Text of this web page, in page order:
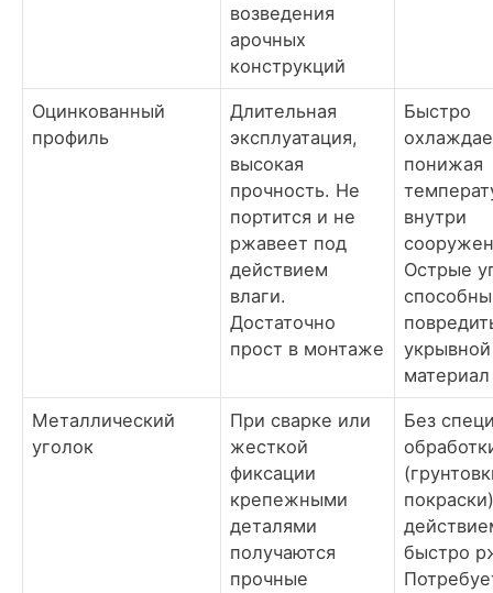
возведения
арочных
конструкций
Оцинкованный
профиль
Длительная
эксплуатация,
высокая
прочность. Не
портится и не
ржавеет под
действием
влаги.
Достаточно
прост в монтаже
Быстро
понижая
внутри
Острые
способны
укрывной
материал
Металлический
уголок
При сварке или
жесткой
фиксации
крепежными
деталями
получаются
прочные
Без
быстро